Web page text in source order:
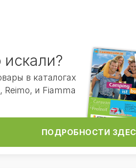
в каталогах
Reimo, и Fiamma
ПОДРОБНОСТИ